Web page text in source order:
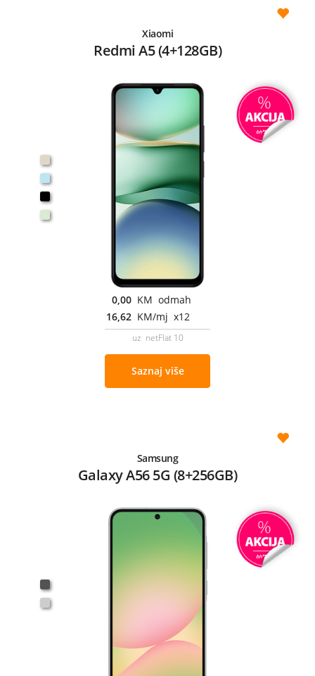
Xiaomi
Redmi A5 (4+128GB)
0,00 KM odmah
16,62 KM/mj x12
uz netFlat 10
Saznaj više
Samsung
Galaxy A56 5G (8+256GB)